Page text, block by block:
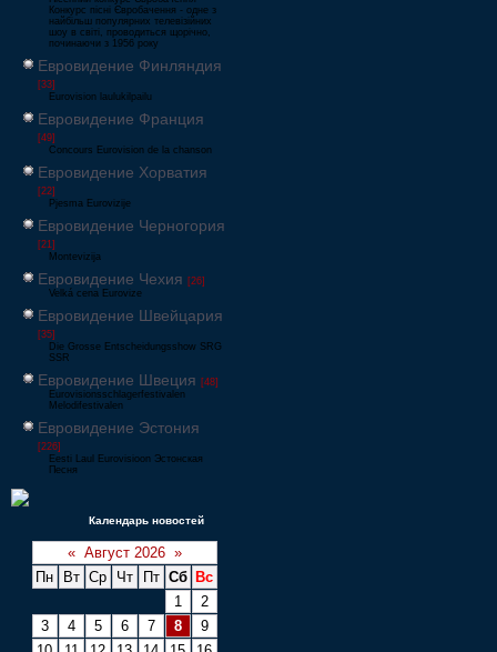
Конкурс пісні Євробачення - одне з
найбільш популярних телевізійних
шоу в світі, проводиться щорічно,
починаючи з 1956 року
Евровидение Финляндия
[33]
Eurovision laulukilpailu
Евровидение Франция
[49]
Concours Eurovision de la chanson
Евровидение Хорватия
[22]
Pjesma Eurovizije
Евровидение Черногория
[21]
Montevizija
Евровидение Чехия [26]
Velká cena Eurovize
Евровидение Швейцария
[35]
Die Grosse Entscheidungsshow SRG
SSR
Евровидение Швеция [48]
Eurovisionsschlagerfestivalen
Melodifestivalen
Евровидение Эстония
[226]
Eesti Laul Eurovisioon Эстонская
Песня
Календарь новостей
« Август 2026 »
Пн
Вт Ср Чт Пт Сб
Вс
1
2
3
4 5 6 7 8
9